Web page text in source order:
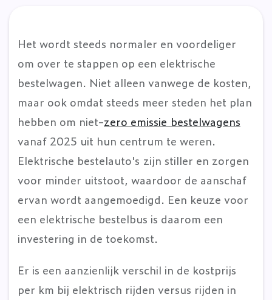
Het wordt steeds normaler en voordeliger
om over te stappen op een elektrische
bestelwagen. Niet alleen vanwege de kosten,
maar ook omdat steeds meer steden het plan
hebben om niet-zero emissie bestelwagens
vanaf 2025 uit hun centrum te weren.
Elektrische bestelauto's zijn stiller en zorgen
voor minder uitstoot, waardoor de aanschaf
ervan wordt aangemoedigd. Een keuze voor
een elektrische bestelbus is daarom een
investering in de toekomst.
Er is een aanzienlijk verschil in de kostprijs
per km bij elektrisch rijden versus rijden in